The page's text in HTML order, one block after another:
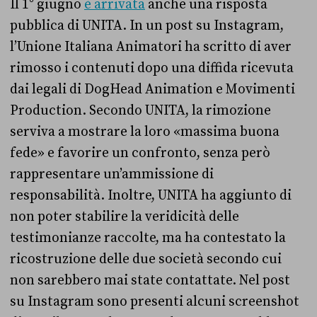
Il 1° giugno è arrivata anche una risposta
pubblica di UNITA. In un post su Instagram,
l’Unione Italiana Animatori ha scritto di aver
rimosso i contenuti dopo una diffida ricevuta
dai legali di DogHead Animation e Movimenti
Production. Secondo UNITA, la rimozione
serviva a mostrare la loro «massima buona
fede» e favorire un confronto, senza però
rappresentare un’ammissione di
responsabilità. Inoltre, UNITA ha aggiunto di
non poter stabilire la veridicità delle
testimonianze raccolte, ma ha contestato la
ricostruzione delle due società secondo cui
non sarebbero mai state contattate. Nel post
su Instagram sono presenti alcuni screenshot